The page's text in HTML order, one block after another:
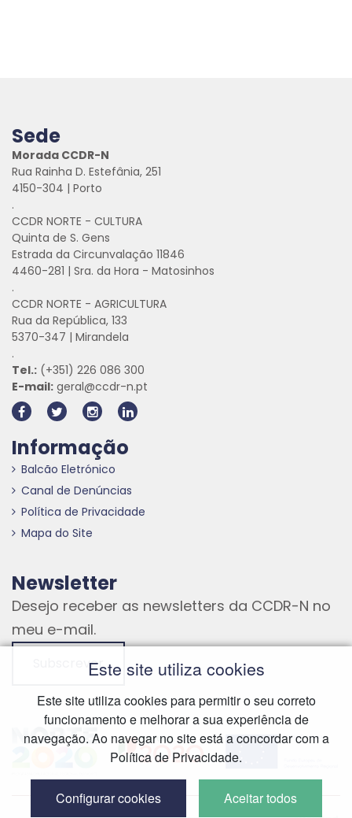
Sede
Morada CCDR-N
Rua Rainha D. Estefânia, 251
4150-304 | Porto
.
CCDR NORTE - CULTURA
Quinta de S. Gens
Estrada da Circunvalação 11846
4460-281 | Sra. da Hora - Matosinhos
.
CCDR NORTE - AGRICULTURA
Rua da República, 133
5370-347 | Mirandela
.
Tel.: (+351) 226 086 300
E-mail: geral@ccdr-n.pt
Informação
Balcão Eletrónico
Canal de Denúncias
Política de Privacidade
Mapa do Site
Newsletter
Desejo receber as newsletters da CCDR-N no
meu e-mail.
Subscrever
Hiperligação externaHiperligação externaHiperligação externa
Este site utiliza cookies
Este site utiliza cookies para permitir o seu correto
funcionamento e melhorar a sua experiência de
navegação. Ao navegar no site está a concordar com a
Política de Privacidade.
Configurar cookies Aceitar todos